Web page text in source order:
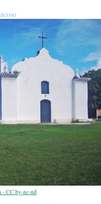
- CC by-nc-nd